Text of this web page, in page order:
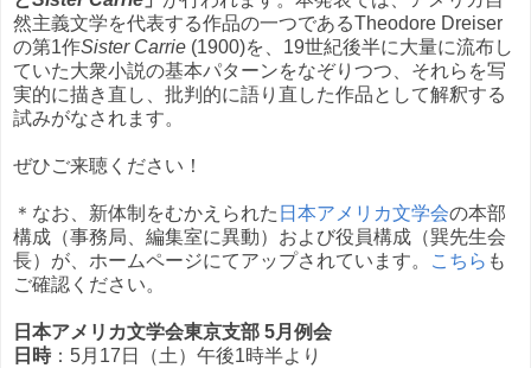
然主義文学を代表する作品の一つであるTheodore Dreiser
の第1作Sister Carrie (1900)を、19世紀後半に大量に流布し
ていた大衆小説の基本パターンをなぞりつつ、それらを写
実的に描き直し、批判的に語り直した作品として解釈する
試みがなされます。
ぜひご来聴ください！
＊なお、新体制をむかえられた 日本アメリカ文学会の本部
構成（事務局、編集室に異動）および役員構成（巽先生会
長）が、ホームページにてアップされています。
こちら も
ご確認ください。
日本アメリカ文学会東京支部 5月例会
日時：5月17日（土）午後1時半より